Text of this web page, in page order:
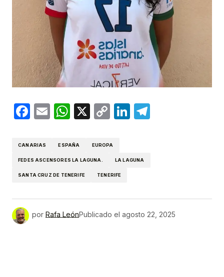
Facebook
EmailWhatsApp
X
CopyLinkedIn
CANARIAS ESPAÑA EUROPA
FEDES ASCENSORES LA LAGUNA. LA LAGUNA
SANTA CRUZ DE TENERIFE TENERIFE
por Rafa LeónPublicado el agosto 22, 2025